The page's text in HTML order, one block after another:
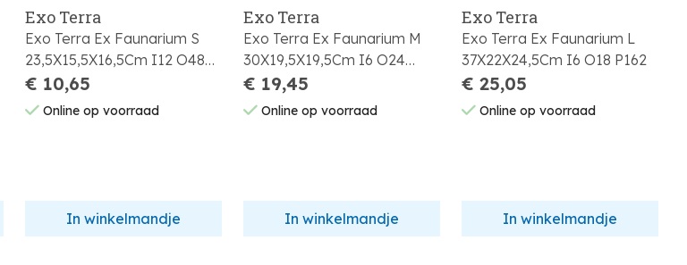
Exo Terra
Exo Terra Ex Faunarium S
23,5X15,5X16,5Cm I12 O48
P768
€ 10,65
Online op voorraad
In winkelmandje
Exo Terra
Exo Terra Ex Faunarium M
30X19,5X19,5Cm I6 O24
P432
€ 19,45
Online op voorraad
In winkelmandje
Exo Terra
Exo Terra Ex Faunarium L
37X22X24,5Cm I6 O18 P162
€ 25,05
Online op voorraad
In winkelmandje